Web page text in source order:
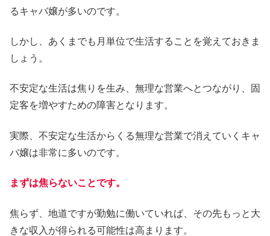
るキャバ嬢が多いのです。
しかし、あくまでも月単位で生活することを覚えておきま
しょう。
不安定な生活は焦りを生み、無理な営業へとつながり、固
定客を増やすための障害となります。
実際、不安定な生活からくる無理な営業で消えていくキャ
バ嬢は非常に多いのです。
まずは焦らないことです。
焦らず、地道ですが勤勉に働いていれば、その先もっと大
きな収入が得られる可能性は高まります。